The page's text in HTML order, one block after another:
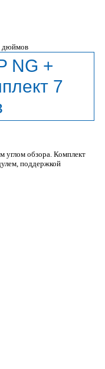
NG +
7
углом обзора. Комплект
поддержкой